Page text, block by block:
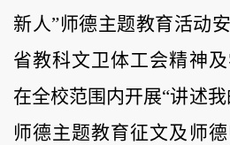
新人”师德主题教育活动
省教科文卫体工会精神
在全校范围内开展“讲述我
师德主题教育征文及师